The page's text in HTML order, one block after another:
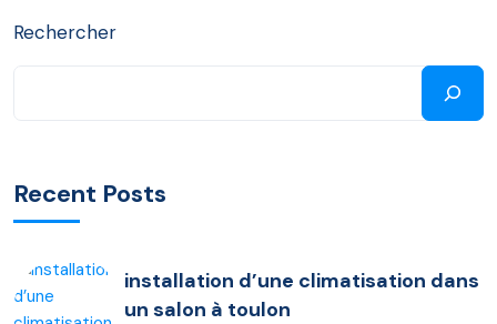
Rechercher
Recent Posts
installation d’une climatisation dans
un salon à toulon